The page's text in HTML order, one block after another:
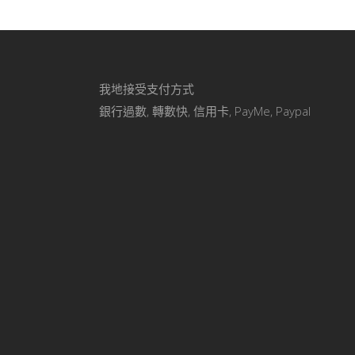
我地接受支付方式
銀行過數, 轉數快, 信用卡, PayMe, Paypal